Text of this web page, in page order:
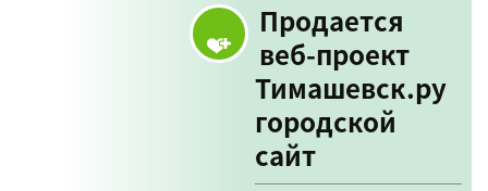
Продается
веб-проект
Тимашевск.ру
городской
сайт